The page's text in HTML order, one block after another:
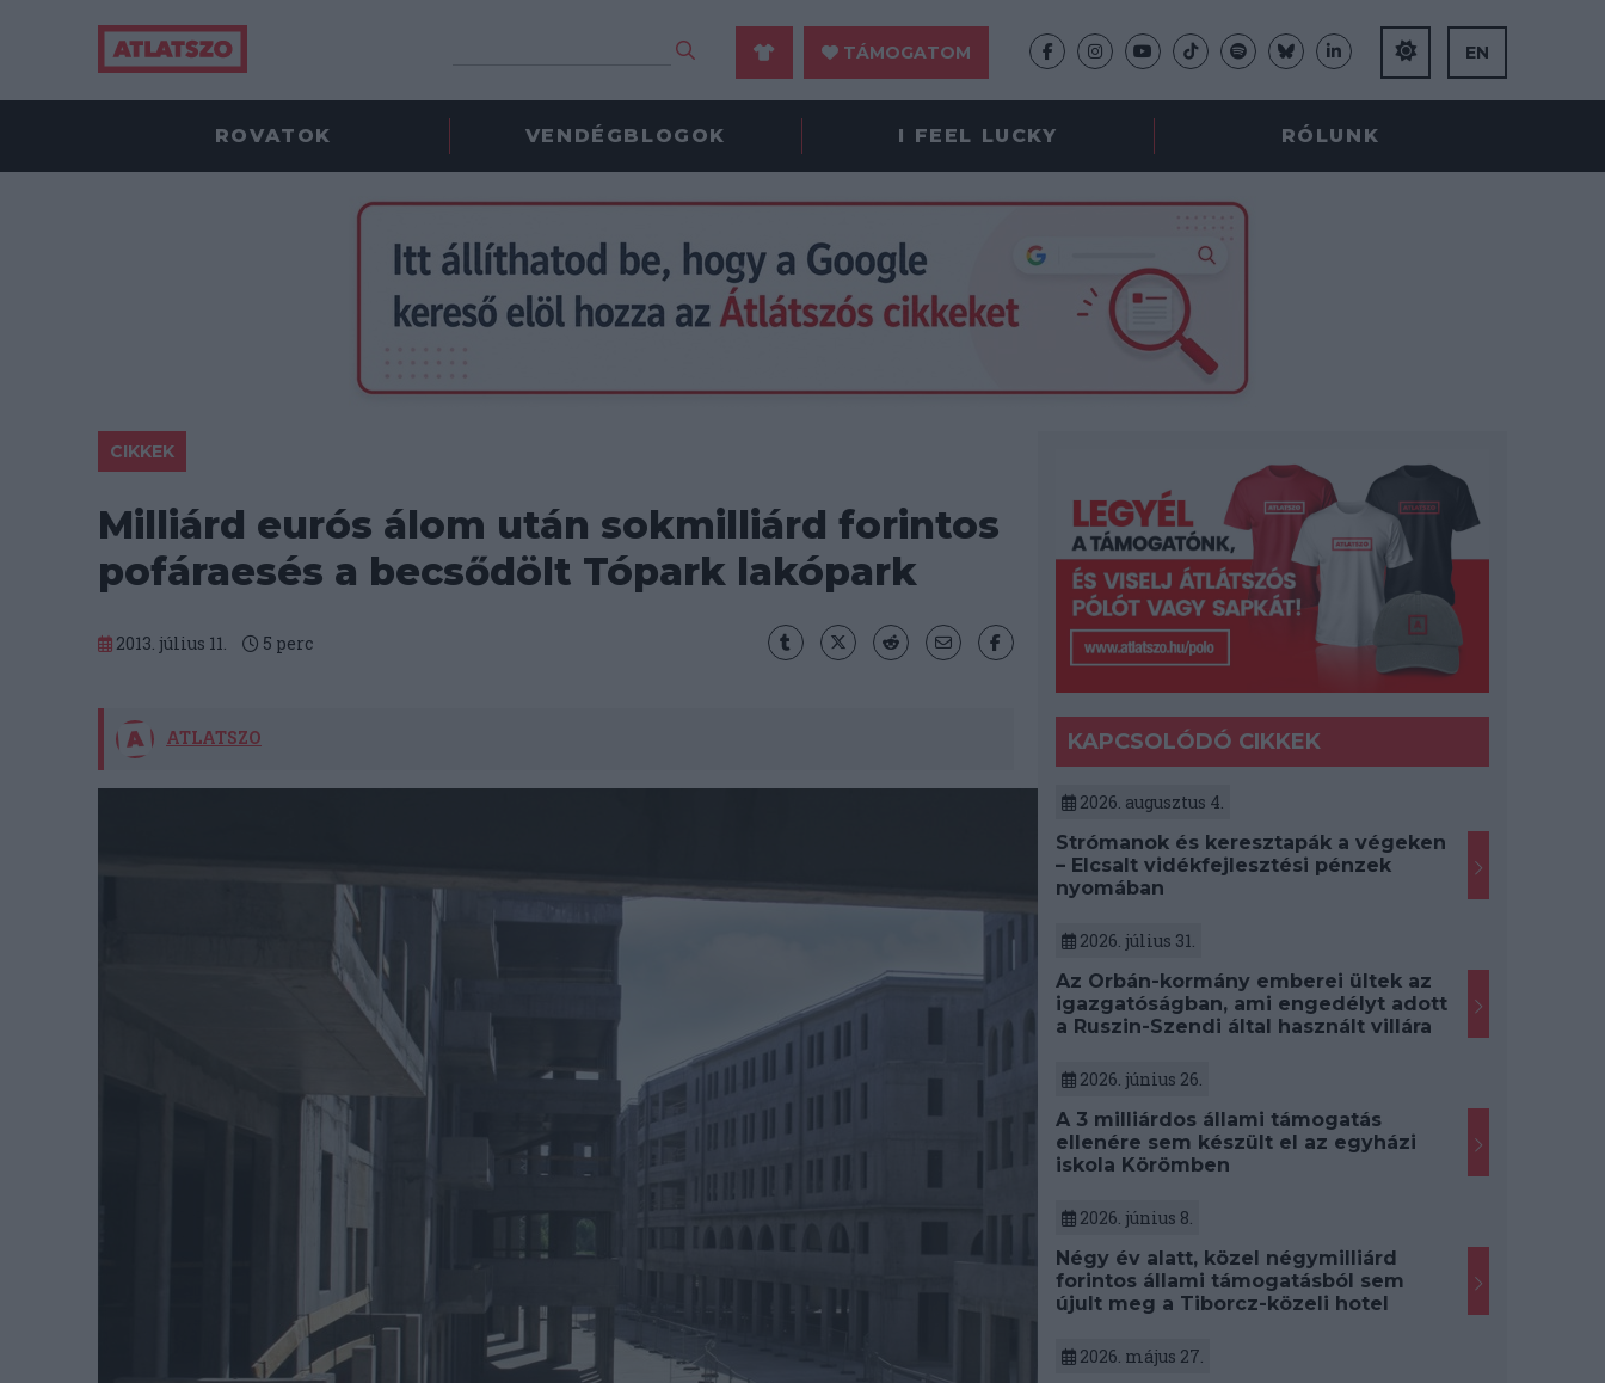
TÁMOGATOM EN
ROVATOK VENDÉGBLOGOK I FEEL LUCKY RÓLUNK
CIKKEK
Milliárd eurós álom után sokmilliárd forintos
pofáraesés a becsődölt Tópark lakópark
2013. július 11. 5 perc
ATLATSZO KAPCSOLÓDÓ CIKKEK
2026. augusztus 4.
Strómanok és keresztapák a végeken
– Elcsalt vidékfejlesztési pénzek
nyomában
2026. július 31.
Az Orbán-kormány emberei ültek az
igazgatóságban, ami engedélyt adott
a Ruszin-Szendi által használt villára
2026. június 26.
A 3 milliárdos állami támogatás
ellenére sem készült el az egyházi
iskola Körömben
2026. június 8.
Négy év alatt, közel négymilliárd
forintos állami támogatásból sem
újult meg a Tiborcz-közeli hotel
2026. május 27.